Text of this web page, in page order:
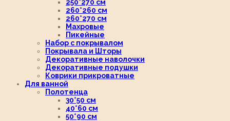
250*270 см
260*260 см
260*270 см
Махровые
Пикейные
Набор с покрывалом
Покрывала и Шторы
Декоративные наволочки
Декоративные подушки
Коврики прикроватные
Для ванной
Полотенца
30*50 см
40*60 см
50*90 см